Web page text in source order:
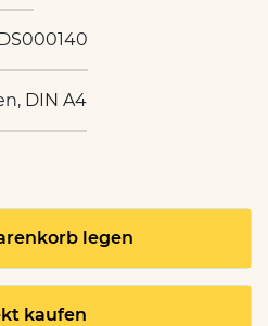
DIN A4
legen
kaufen